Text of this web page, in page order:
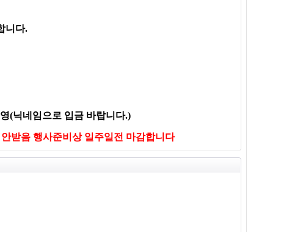
니다.
(닉네임으로 입금 바랍니다.)
받음 행사준비상 일주일전 마감합니다